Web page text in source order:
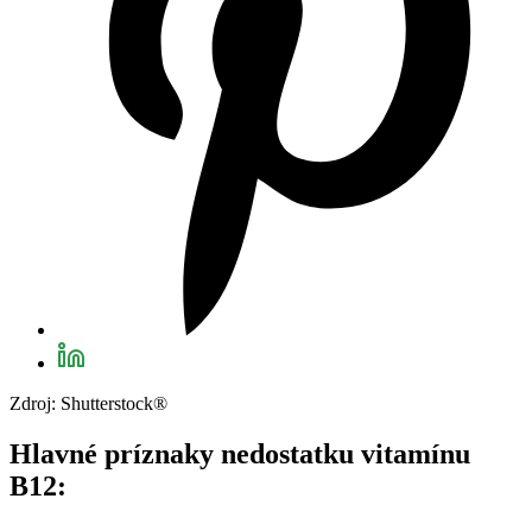
Zdroj: Shutterstock®
Hlavné príznaky nedostatku vitamínu
B12: